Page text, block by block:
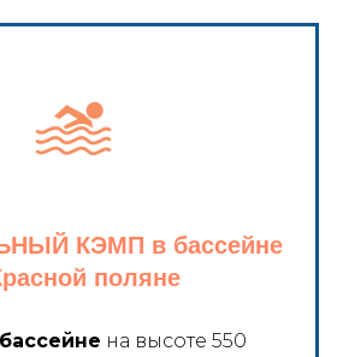
КЭМП в бассейне
поляне
на высоте 550